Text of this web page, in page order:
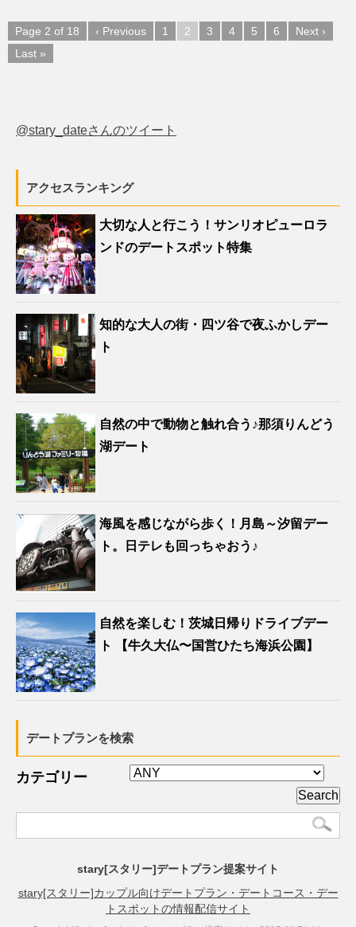
Page 2 of 18 ‹ Previous 1 2 3 4 5 6
Next ›
Last »
@stary_dateさんのツイート
アクセスランキング
大切な人と行こう！サンリオピューロラ
ンドのデートスポット特集
知的な大人の街・四ツ谷で夜ふかしデー
ト
自然の中で動物と触れ合う♪那須りんどう
湖デート
海風を感じながら歩く！月島～汐留デー
ト。日テレも回っちゃおう♪
自然を楽しむ！茨城日帰りドライブデー
ト 【牛久大仏〜国営ひたち海浜公園】
デートプランを検索
カテゴリー
stary[スタリー]デートプラン提案サイト
stary[スタリー]カップル向けデートプラン・デートコース・デー
トスポットの情報配信サイト